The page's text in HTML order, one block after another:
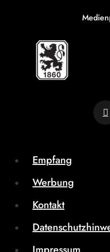
Empfang
Werbung
Kontakt